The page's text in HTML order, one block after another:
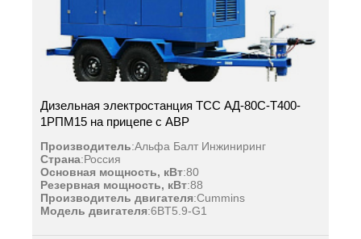
Дизельная электростанция ТСС АД-80С-Т400-
1РПМ15 на прицепе с АВР
Производитель:Альфа Балт Инжиниринг
Страна:Россия
Основная мощность, кВт:80
Резервная мощность, кВт:88
Производитель двигателя:Cummins
Модель двигателя:6BT5.9-G1